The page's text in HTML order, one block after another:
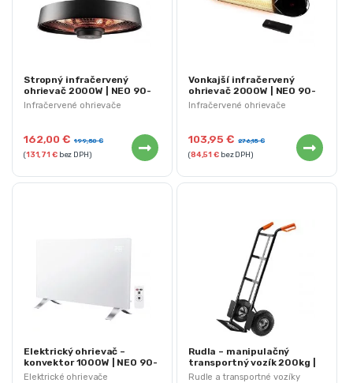
Infračervené ohrievače
Stropný infračervený
ohrievač 2000W | NEO 90-
038
162,00€ 199,50€
(131,71€bez DPH)
Infračervené ohrievače
Vonkajší infračervený
ohrievač 2000W | NEO 90-
039
103,95€ 276,15€
(84,51€bez DPH)
Elektrické ohrievače
Elektrický ohrievač –
konvektor 1000W | NEO 90-
090
Rudle a transportné vozíky
Rudla – manipulačný
transportný vozík 200kg |
84-401 NEO Tools